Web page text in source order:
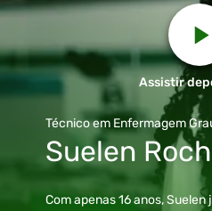
Assistir
Técnico em Enfermagem
Suelen
Com apenas 16 anos, Suelen